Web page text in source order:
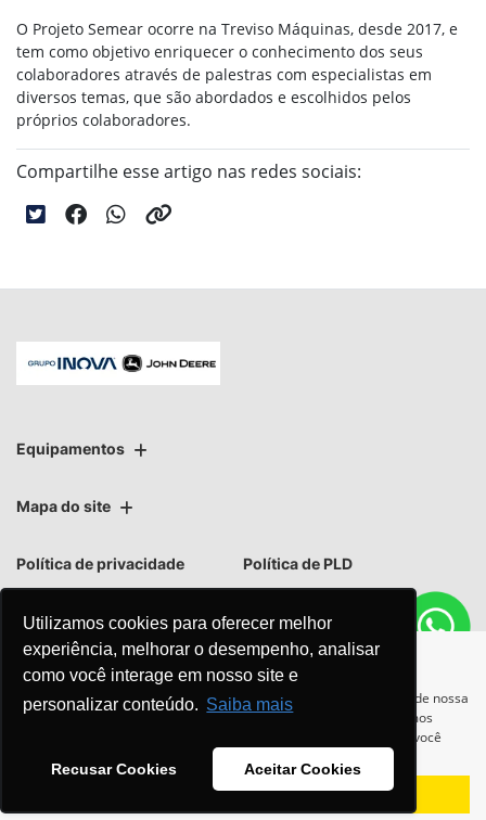
Utilizamos cookies para oferecer melhor
experiência, melhorar o desempenho, analisar
como você interage em nosso site e
personalizar conteúdo. Saiba mais
Recusar Cookies Aceitar Cookies
O Projeto Semear ocorre na Treviso Máquinas, desde 2017, e
tem como objetivo enriquecer o conhecimento dos seus
colaboradores através de palestras com especialistas em
diversos temas, que são abordados e escolhidos pelos
próprios colaboradores.
Compartilhe esse artigo nas redes sociais:
Equipamentos
Mapa do site
Política de privacidade Política de PLD
No trânsito, enxergar o outro
Para otimizar sua experiência durante a navegação, fazemos uso de nossa
política de cookies e para proteger seus dados pessoais respeitamos
. Ao seguir com a navegação e visita você
Recusar